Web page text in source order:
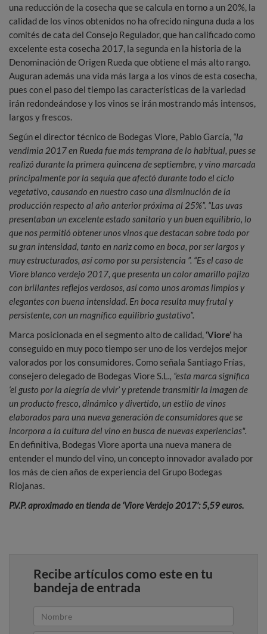
una reducción de la cosecha que se calcula en torno a un 20%, la
calidad de los vinos obtenidos no ha ofrecido ninguna duda a los
comités de cata del Consejo Regulador, que han calificado como
excelente esta cosecha 2017, la segunda en la historia de la
Denominación de Origen Rueda que obtiene el más alto rango.
Auguran además una vida más larga a los vinos de esta cosecha,
pues con el paso del tiempo las características de la variedad
irán redondeándose y los vinos se irán mostrando más intensos,
largos y frescos.
Según el director técnico de Bodegas Viore, Pablo García, “la
vendimia 2017 en Rueda fue más temprana de lo habitual, pues se
realizó durante la primera quincena de septiembre, y vino marcada
principalmente por la sequía que afectó durante todo el ciclo
vegetativo, causando en nuestro caso una disminución de la
producción respecto al año anterior próxima al 25%”. “Las uvas
presentaban un excelente estado sanitario y un buen equilibrio, lo
que nos permitió obtener unos vinos que destacan sobre todo por
su gran intensidad, tanto en nariz como en boca, por ser largos y
muy estructurados, así como por su persistencia ”. “Es el caso de
Viore blanco verdejo 2017, que presenta un color amarillo pajizo
con brillantes reflejos verdosos, así como unos aromas limpios y
elegantes con buena intensidad. En boca resulta muy frutal y
persistente, con un magnífico equilibrio gustativo”.
Marca posicionada en el segmento alto de calidad, ‘Viore’ ha
conseguido en muy poco tiempo ser uno de los verdejos mejor
valorados por los consumidores. Como señala Santiago Frías,
consejero delegado de Bodegas Viore S.L., “esta marca significa
‘el gusto por la alegría de vivir’ y pretende transmitir la imagen de
un producto fresco, dinámico y divertido, un estilo de vinos
elaborados para una nueva generación de consumidores que se
incorpora a la cultura del vino en busca de nuevas experiencias".
En definitiva, Bodegas Viore aporta una nueva manera de
entender el mundo del vino, un concepto innovador avalado por
los más de cien años de experiencia del Grupo Bodegas
Riojanas.
P.V.P. aproximado en tienda de ‘Viore Verdejo 2017’: 5,59 euros.
Recibe artículos como este en tu
bandeja de entrada